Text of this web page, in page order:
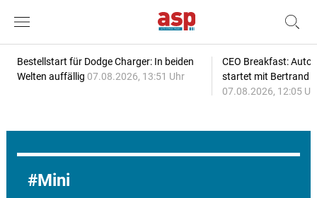
Bestellstart für Dodge Charger: In beiden
Welten auffällig 07.08.2026, 13:51 Uhr
CEO Breakfast:
startet mit Bertrand
07.08.2026, 12:05
Mini